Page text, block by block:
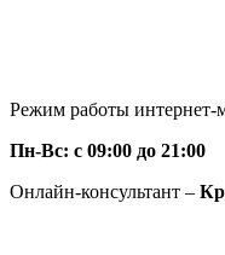
Режим работы интернет-
Пн-Вс: с 09:00 до 21:00
Онлайн-консультант –